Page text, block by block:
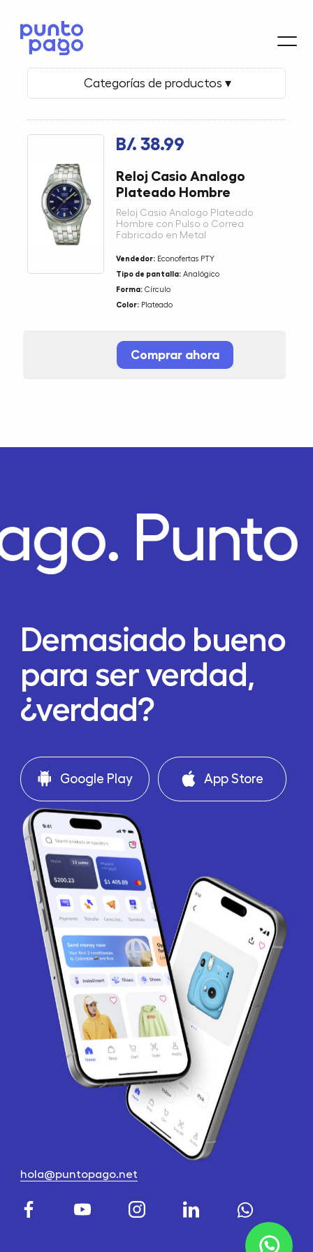
Categorías de productos ▾
B/. 38.99
Reloj Casio Analogo
Plateado Hombre
Reloj Casio Analogo Plateado
Hombre con Pulso o Correa
Fabricado en Metal
Vendedor: Econofertas PTY
Tipo de pantalla: Analógico
Forma: Círculo
Color: Plateado
Comprar ahora
Demasiado bueno
para ser verdad,
¿verdad?
Google Play App Store
hola@puntopago.net